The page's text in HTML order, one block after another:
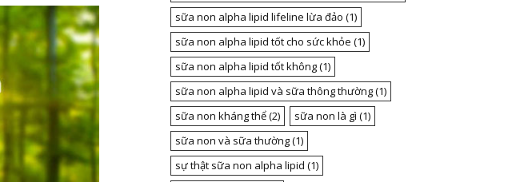
sữa non alpha lipid lifeline lừa đảo (1)
sữa non alpha lipid tốt cho sức khỏe (1)
sữa non alpha lipid tốt không(1)
sữa non alpha lipid và sữa thông thường(1)
sữa non kháng thể(2) sữa non là gì (1)
sữa non và sữa thường(1)
sự thật sữa non alpha lipid (1)